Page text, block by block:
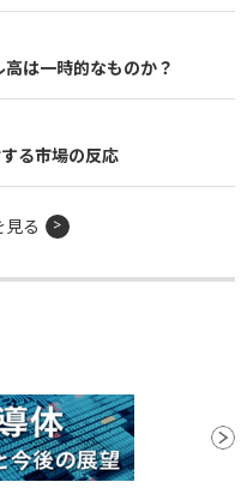
高は一時的なものか？
る市場の反応
る